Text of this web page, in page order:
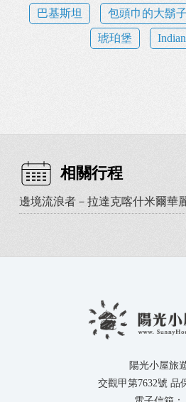
巴基斯坦 包頭巾的大鬍
琥珀堡
相關行程
邊境流浪者－拉達克喀什米爾華
陽光小屋旅
交觀甲第7632號 品